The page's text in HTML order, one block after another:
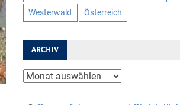
Westerwald Österreich
ARCHIV
Archiv